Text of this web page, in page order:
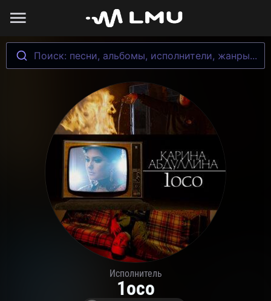
Поиск: песни, альбомы, исполнители, жанры...
Исполнитель
1oco